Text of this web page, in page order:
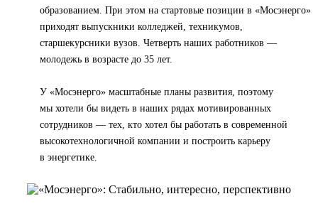
образованием. При этом на стартовые позиции в «Мосэнерго»
приходят выпускники колледжей, техникумов,
старшекурсники вузов. Четверть наших работников —
молодежь в возрасте до 35 лет.
У «Мосэнерго» масштабные планы развития, поэтому
мы хотели бы видеть в наших рядах мотивированных
сотрудников — тех, кто хотел бы работать в современной
высокотехнологичной компании и построить карьеру
в энергетике.